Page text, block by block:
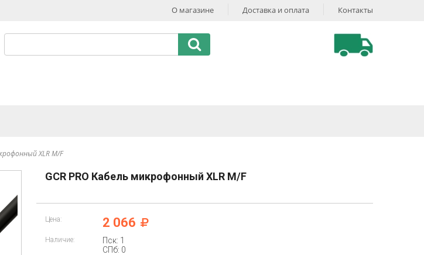
О магазине Доставка и оплата Контакты
XLR M/F
GCR PRO Кабель микрофонный XLR M/F
Цена: 2 066
Наличие:
Пск: 1
СПб: 0